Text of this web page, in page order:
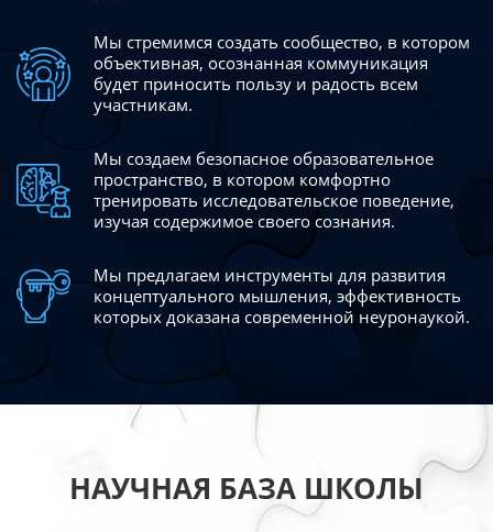
Мы стремимся создать сообщество, в котором
объективная, осознанная коммуникация
будет приносить пользу и радость всем
участникам.
Мы создаем безопасное образовательное
пространство, в котором комфортно
тренировать исследовательское поведение,
изучая содержимое своего сознания.
Мы предлагаем инструменты для развития
концептуального мышления, эффективность
которых доказана современной неуронаукой.
НАУЧНАЯ БАЗА ШКОЛЫ